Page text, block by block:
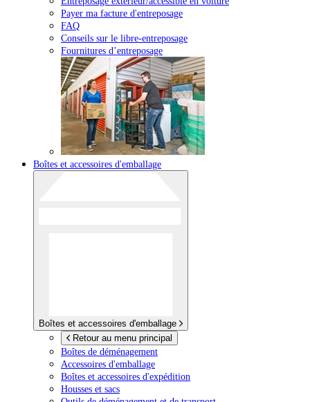
Payer ma facture d'entreposage
FAQ
Conseils sur le libre-entreposage
Fournitures d’entreposage
Boîtes et accessoires d'emballage
Boîtes et accessoires d'emballage
Retour au menu principal
Boîtes de déménagement
Accessoires d'emballage
Boîtes et accessoires d'expédition
Housses et sacs